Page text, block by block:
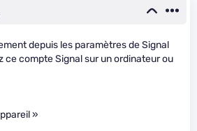
depuis les paramètres de Signal
ce compte Signal sur un ordinateur ou
»